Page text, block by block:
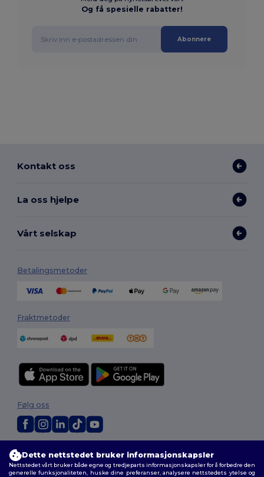
Og få spesielle rabatter!
Abonnere
Kontakt oss
La oss hjelpe
Vårt selskap
Betalingsmetoder
Fraktmetoder
Generelle Vilkår
personvernerklæring
Retningslinjer for
informasjonskapsler
Nettstedsoversikt
Følg oss
Dette nettstedet bruker informasjonskapsler
Nettstedet vårt bruker både egne og tredjeparts informasjonskapsler for å forbedre den
generelle funksjonaliteten, huske dine preferanser, analysere nettstedets ytelse og